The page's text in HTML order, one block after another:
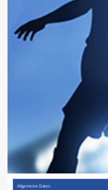
Terminkalender
Allgemeine Daten